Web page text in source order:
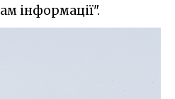
інформації".